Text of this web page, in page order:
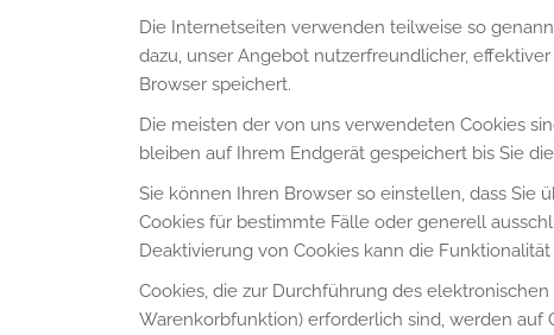
Die Internetseiten verwenden teilweise so
dazu, unser Angebot nutzerfreundlicher,
Browser speichert.
Die meisten der von uns verwendeten Cookies
bleiben auf Ihrem Endgerät gespeichert bis Sie
Sie können Ihren Browser so einstellen, dass Sie
Cookies für bestimmte Fälle oder generell
Deaktivierung von Cookies kann die
Cookies, die zur Durchführung des
Warenkorbfunktion) erforderlich sind, werden auf